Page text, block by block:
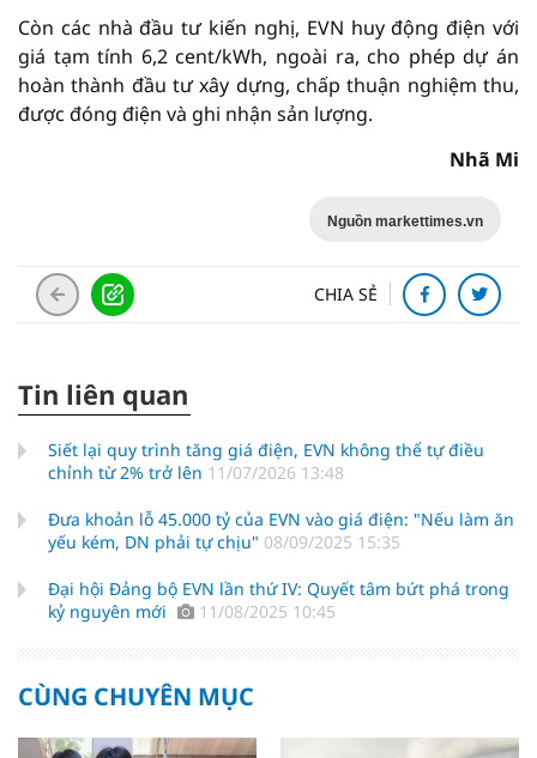
Còn các nhà đầu tư kiến nghị, EVN huy động điện với
giá tạm tính 6,2 cent/kWh, ngoài ra, cho phép dự án
hoàn thành đầu tư xây dựng, chấp thuận nghiệm thu,
được đóng điện và ghi nhận sản lượng.
Nhã Mi
Nguồn markettimes.vn
CHIA SẺ
Tin liên quan
Siết lại quy trình tăng giá điện, EVN không thể tự điều
chỉnh từ 2% trở lên 11/07/2026 13:48
Đưa khoản lỗ 45.000 tỷ của EVN vào giá điện: "Nếu làm ăn
yếu kém, DN phải tự chịu" 08/09/2025 15:35
Đại hội Đảng bộ EVN lần thứ IV: Quyết tâm bứt phá trong
kỷ nguyên mới
11/08/2025 10:45
CÙNG CHUYÊN MỤC